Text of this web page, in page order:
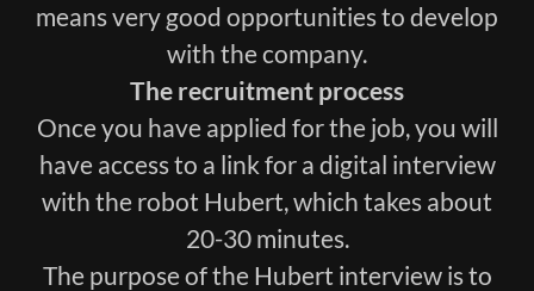
means very good opportunities to develop
with the company.
The recruitment process
Once you have applied for the job, you will
have access to a link for a digital interview
with the robot Hubert, which takes about
20-30 minutes.
The purpose of the Hubert interview is to